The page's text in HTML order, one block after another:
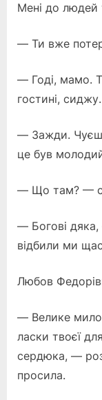
Мені до людей
— Ти вже
— Годі, мамо.
гостині, сиджу.
— Зажди. Чуєш,
це був
— Що там? —
— Богові
відбили ми
Любов
— Велике
ласки твоєї
сердюка, —
просила.